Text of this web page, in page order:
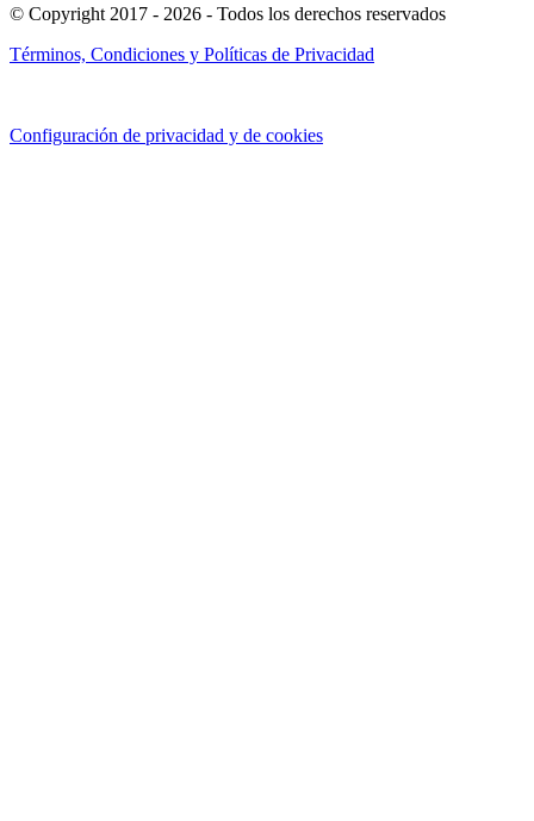
© Copyright 2017 - 2026 - Todos los derechos reservados
Términos, Condiciones y Políticas de Privacidad
Configuración de privacidad y de cookies